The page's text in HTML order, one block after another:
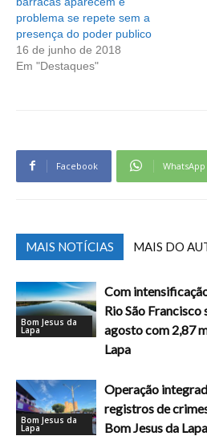
problema se repete sem a
presença do poder publico
16 de junho de 2018
Em "Destaques"
Facebook WhatsApp
MAIS NOTÍCIAS MAIS DO
Bom Jesus da
Lapa
Com
Rio São Francisco
agosto com 2,87
Lapa
Bom Jesus da
Lapa
Operação
registros de
Bom Jesus da Lapa